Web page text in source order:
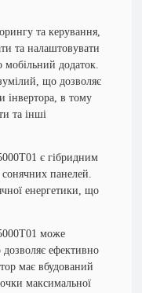
та керування,
та налаштовувати
мобільний додаток.
що дозволяє
інвертора, в тому
та інші
є гібридним
панелей.
енергетики, що
може
ефективно
має вбудований
максимальної